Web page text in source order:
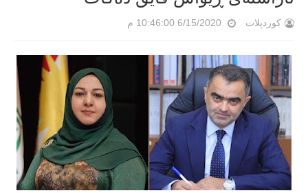
کوردپلات 6/15/2020 10:46:00 م